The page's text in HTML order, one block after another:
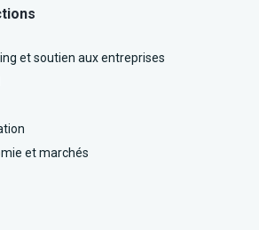
et soutien aux entreprises
et marchés